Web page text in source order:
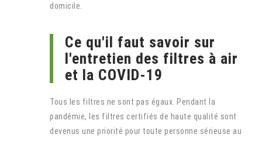
domicile.
Ce qu'il faut savoir sur
l'entretien des filtres à air
et la COVID-19
Tous les filtres ne sont pas égaux. Pendant la
pandémie, les filtres certifiés de haute qualité sont
devenus une priorité pour toute personne sérieuse au